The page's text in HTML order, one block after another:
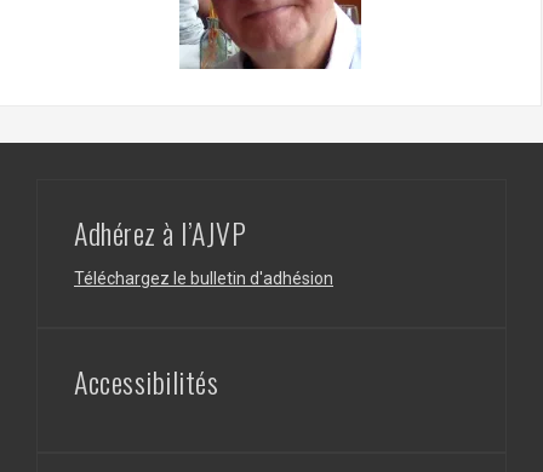
Adhérez à l’AJVP
Téléchargez le bulletin d'adhésion
Accessibilités